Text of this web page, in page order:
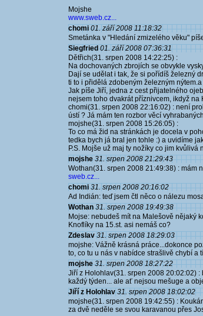
Mojshe
www.sweb.cz...
chomi 01. září 2008 11:18:32
Smetánka v "Hledání zmizelého věku"
Siegfried 01. září 2008 07:36:31
Dětřich(31. srpen 2008 14:22:25) :
Na dochovaných zbrojích se obvykle
Dají se udělat i tak, že si pořídíš železný
ti to i přidělá zdobeným železným
Jak píše Jiří, jedna z cest přijatelného
nejsem toho dvakrát příznivcem, ikdyž na
chomi(31. srpen 2008 22:16:02) : není
ústí ? Já mám ten rozbor věcí
mojshe(31. srpen 2008 15:26:05) :
To co má žid na stránkách je docela v
tedka bych já bral jen tohle :) a uvidíme
P.S. Mojše už maj ty nožíky co jim kvůlivá
mojshe 31. srpen 2008 21:29:43
Wothan(31. srpen 2008 21:49:38) : mám
sweb.cz...
chomi 31. srpen 2008 20:16:02
Ad Indián: teď jsem čtl něco o nálezu
Wothan 31. srpen 2008 19:49:38
Mojse: nebudeš mít na Malešově nějaký
Knoflíky na 15.st. asi nemáš co?
Zdeslav 31. srpen 2008 18:29:03
mojshe: Vážně krásná práce...dokonce
to, co tu u nás v nabídce strašlivě chybí
mojshe 31. srpen 2008 18:27:22
Jiří z Holohlav(31. srpen 2008 20:02:02)
každý týden... ale ať nejsou mešuge a
Jiří z Holohlav 31. srpen 2008 18:02:02
mojshe(31. srpen 2008 19:42:55) :
za dvě neděle se svou karavanou přes